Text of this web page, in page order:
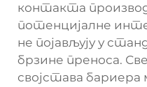
контакта
потенцијалне
не појављују у
брзине преноса.
својстава бариера